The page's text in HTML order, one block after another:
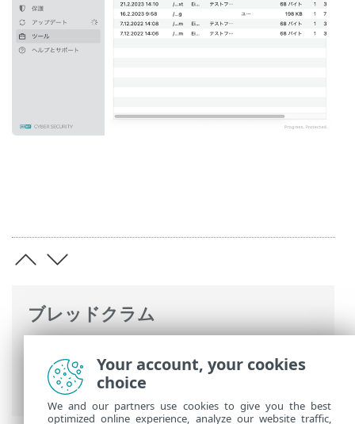
ブレッドクラム
Security >ESET Cyber Securityの操作>ツ
ール> 隔離
Your account, your cookies
choice
We and our partners use cookies to give you the best
optimized online experience, analyze our website traffic,